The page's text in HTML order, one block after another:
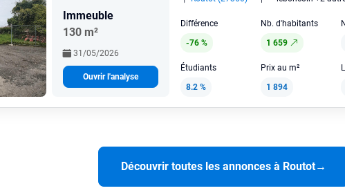
Immeuble
130 m²
31/05/2026
Ouvrir l'analyse
Différence
-76 %
Nb. d'habitants
1 659
Étudiants
8.2 %
Prix au m²
1 894
Découvrir toutes les annonces à Routot→